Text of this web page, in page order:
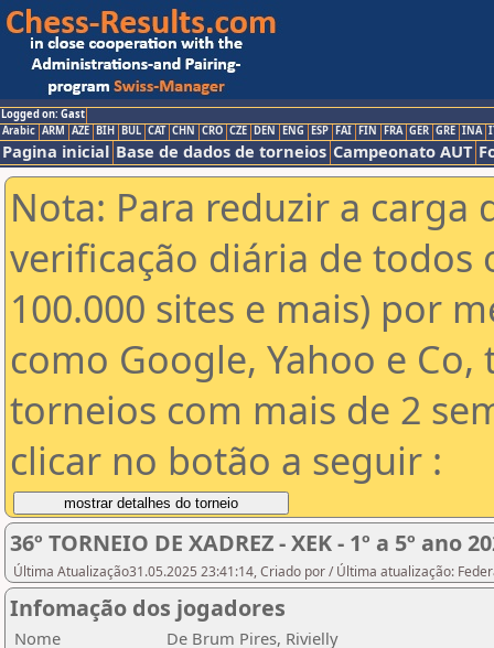
Logged on: Gast
Arabic ARM AZE BIH BUL CAT CHN CRO CZE DEN ENG ESP FAI FIN FRA GER GRE INA
Pagina inicial Base de dados de torneios Campeonato AUT
Nota: Para reduzir a carga
verificação diária de todos
100.000 sites e mais) por
como Google, Yahoo e
torneios com mais de 2
clicar no botão a seguir :
36º TORNEIO DE XADREZ - XEK - 1º a 5º ano
Última Atualização31.05.2025 23:41:14, Criado por / Última atualização:
Infomação dos jogadores
Nome
De Brum Pires, Rivielly